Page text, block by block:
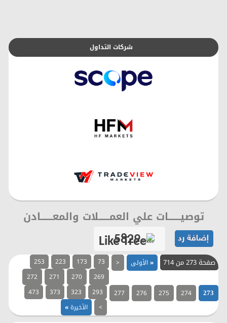
شركات التداول
توصيــــــــات علي العمـــــــلات والمعــــــــادن
5829 Likes
صفحة 273 من 714 «الأولى <
73
173
223
253
269
270
271
272
273
274
275
276
277
293
323
373
473
>
الأخيرة»